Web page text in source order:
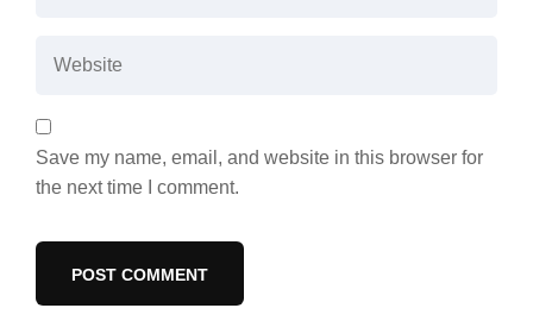
Save my name, email, and website in this browser for
the next time I comment.